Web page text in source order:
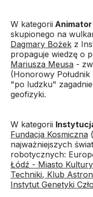
W kategorii Animator
skupionego na
Dagmary Bożek z
propaguje wiedzę o
Mariusza Meusa -
(Honorowy
"po ludzku"
geofizyki.
W kategorii
Fundacja Kosmiczna
najważniejszych
robotycznych:
Łódź - Miasto
Techniki, Klub
Instytut Genetyki